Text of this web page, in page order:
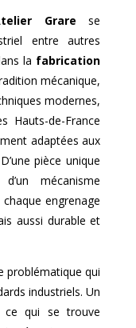
Grare se
entre autres
la fabrication
mécanique,
modernes,
Hauts-de-France
adaptées aux
pièce unique
mécanisme
engrenage
aussi durable et
problématique qui
industriels. Un
ce qui se trouve